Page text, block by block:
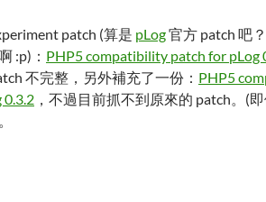
patch (算是 pLog官方 patch 吧
:p)： PHP5 compatibility patch for pLog
不完整，另外補充了一份： PHP5
0.3.2 ，不過目前抓不到原來的 patch。(